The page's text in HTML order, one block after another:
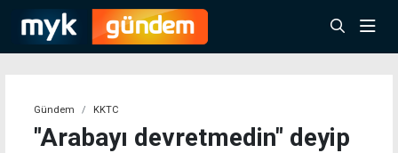
Gündem KKTC
"Arabayı devretmedin" deyip